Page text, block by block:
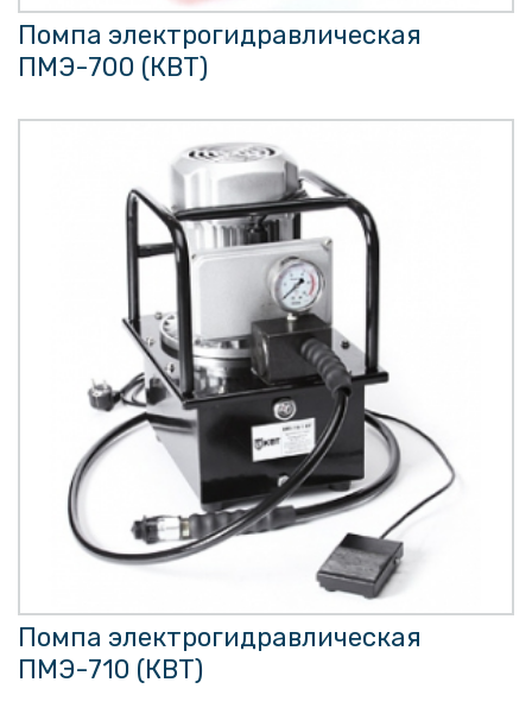
Помпа электрогидравлическая
ПМЭ-700 (КВТ)
Помпа электрогидравлическая
ПМЭ-710 (КВТ)